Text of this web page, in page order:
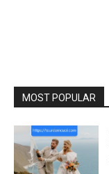
MOST POPULAR